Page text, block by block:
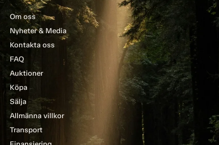
Om oss
Nyheter & Media
Kontakta oss
FAQ
Auktioner
Köpa
Sälja
Allmänna villkor
Transport